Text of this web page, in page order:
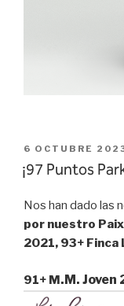
PUBLICADO
EL
6 OCTUBRE
¡97 Puntos
Nos han dado las
por nuestro
2021, 93+ Finca
91+ M .M. Joven